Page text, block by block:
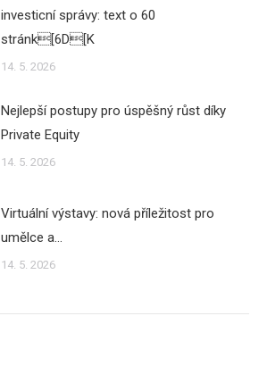
investicní správy: text o 60
stránk[6D[K
14. 5. 2026
Nejlepší postupy pro úspěšný růst díky
Private Equity
14. 5. 2026
Virtuální výstavy: nová příležitost pro
umělce a…
14. 5. 2026